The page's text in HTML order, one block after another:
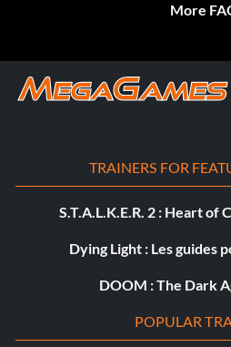
More
TRAINERS FOR
S.T.A.L.K.E.R. 2 : Heart of
Dying Light : Les guides
DOOM : The Dark
POPULAR